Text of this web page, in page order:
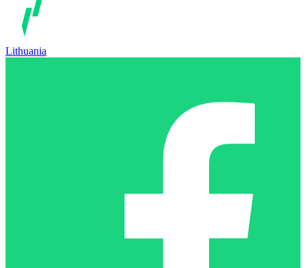
Lithuania